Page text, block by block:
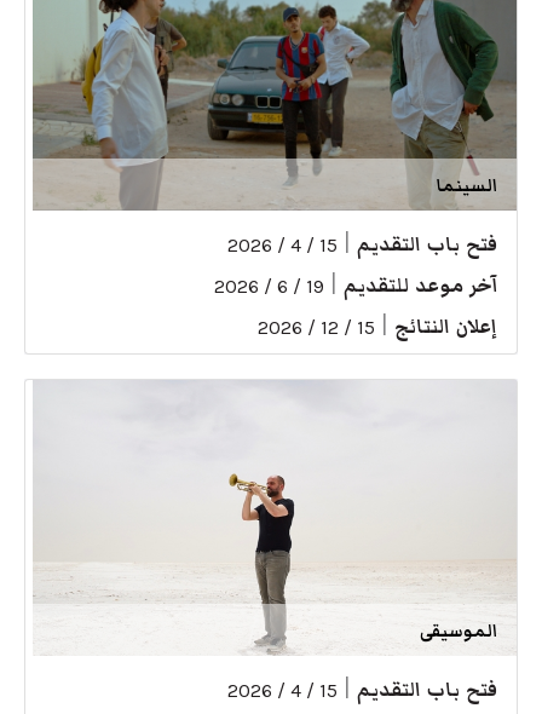
السينما
فتح باب التقديم 15 / 4 / 2026
آخر موعد للتقديم 19 / 6 / 2026
إعلان النتائج 15 / 12 / 2026
الموسيقى
فتح باب التقديم 15 / 4 / 2026